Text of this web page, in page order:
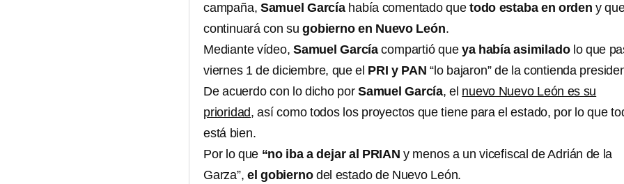
campaña, Samuel Garcíahabía comentado quetodo estaba en orden y
continuará con sugobierno en Nuevo León.
Mediante vídeo, Samuel García compartió que ya había asimilado lo que
viernes 1 de diciembre, que el PRI y PAN “lo bajaron” de la contienda
De acuerdo con lo dicho por Samuel García, el nuevo Nuevo León es su
prioridad, así como todos los proyectos que tiene para el estado, por lo que
está bien.
Por lo que “no iba a dejar al PRIAN y menos a un vicefiscal de Adrián de la
Garza”, el gobiernodel estado de Nuevo León.